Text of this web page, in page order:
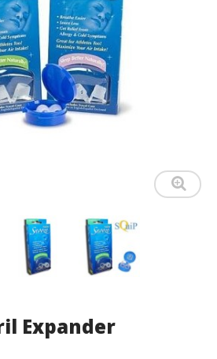
Expander